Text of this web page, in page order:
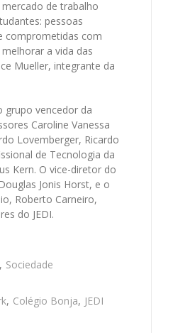
de trabalho
pessoas
comprometidas com
a vida das
Mueller, integrante da
grupo vencedor da
Caroline Vanessa
Lovemberger, Ricardo
de Tecnologia da
Kern. O vice-diretor do
Jonis Horst, e o
Roberto Carneiro,
do JEDI.
, Sociedade
, Colégio Bonja, JEDI